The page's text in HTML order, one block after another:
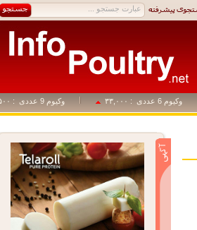
وکیوم 6 عددی : ۳۳,۰۰۰ وکیوم 9 عددی : ۴۹,۵۰۰